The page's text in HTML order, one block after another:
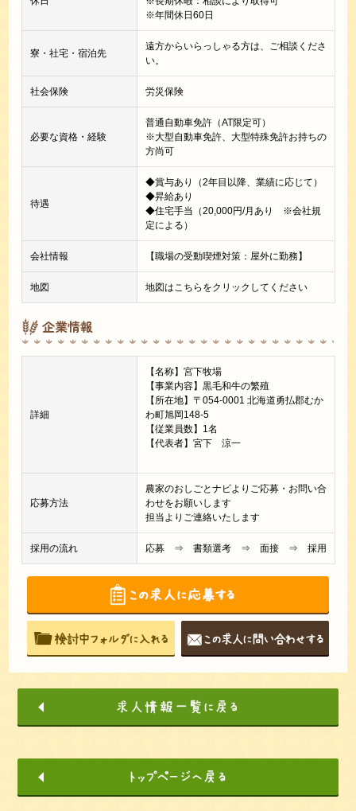
※年間休日60日
寮・社宅・宿泊先
遠方からいらっしゃる方は、ご相談くださ
い。
社会保険 労災保険
必要な資格・経験
普通自動車免許（AT限定可）
※大型自動車免許、大型特殊免許お持ちの
方尚可
待遇
◆賞与あり（2年目以降、業績に応じて）
◆昇給あり
◆住宅手当（20,000円/月あり ※会社規
定による）
会社情報 【職場の受動喫煙対策：屋外に勤務】
地図 地図はこちらをクリックしてください
企業情報
詳細
【名称】宮下牧場
【事業内容】黒毛和牛の繁殖
【所在地】〒054-0001 北海道勇払郡むか
わ町旭岡148-5
【従業員数】1名
【代表者】宮下 涼一
応募方法
農家のおしごとナビよりご応募・お問い合
わせをお願いします
担当よりご連絡いたします
採用の流れ 応募 ⇒ 書類選考 ⇒ 面接 ⇒ 採用